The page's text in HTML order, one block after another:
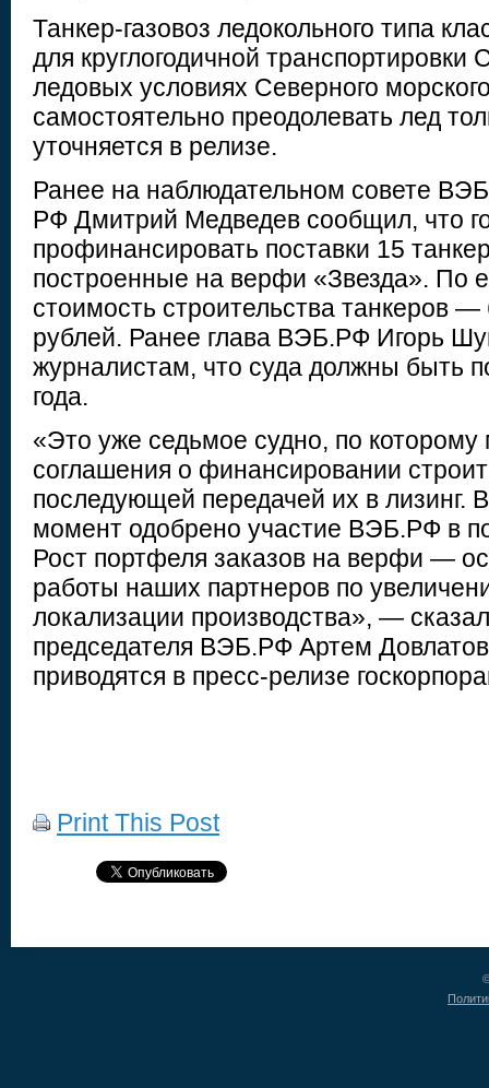
Танкер-газовоз ледокольного типа
для круглогодичной
ледовых условиях Северного
самостоятельно преодолевать лед
уточняется в релизе.
Ранее на наблюдательном совете
РФ Дмитрий Медведев сообщил, что
профинансировать поставки 15
построенные на верфи «Звезда». По
стоимость строительства танкеров
рублей. Ранее глава ВЭБ.РФ Игорь
журналистам, что суда должны быть
года.
«Это уже седьмое судно, по
соглашения о финансировании
последующей передачей их в лизинг.
момент одобрено участие ВЭБ.РФ в
Рост портфеля заказов на верфи —
работы наших партнеров по
локализации производства», —
председателя ВЭБ.РФ Артем
приводятся в пресс-релизе
Print This Post